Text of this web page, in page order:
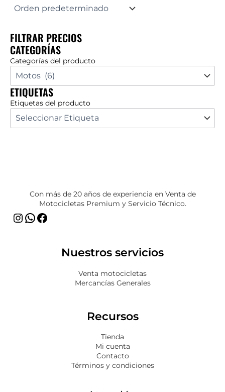
FILTRAR PRECIOS
CATEGORÍAS
Categorías del producto
ETIQUETAS
Etiquetas del producto
Con más de 20 años de experiencia en Venta de
Motocicletas Premium y Servicio Técnico.
Nuestros servicios
Venta motocicletas
Mercancías Generales
Recursos
Tienda
Mi cuenta
Contacto
Términos y condiciones